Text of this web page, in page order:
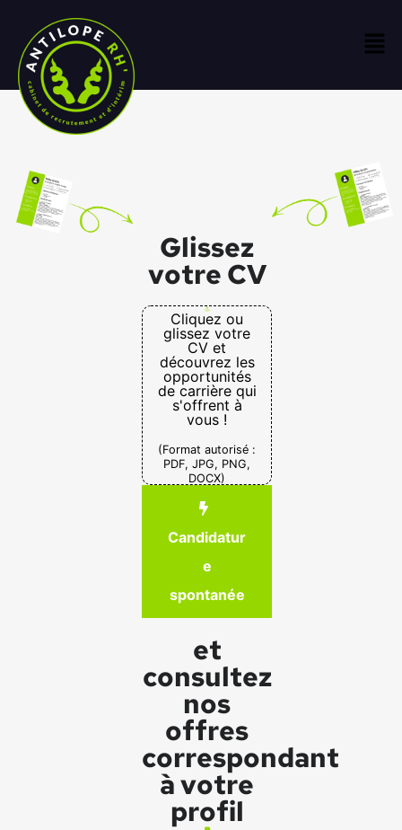
Glissez
votre CV
Cliquez ou
glissez votre
CV et
découvrez les
opportunités
de carrière qui
s'offrent à
vous !
(Format autorisé :
PDF, JPG, PNG,
DOCX)
Candidatur
e
spontanée
et
consultez
nos
offres
correspondant
à votre
profil